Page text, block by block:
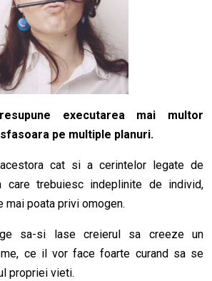
executarea mai multor
pe multiple planuri.
acestora cat si a cerintelor legate de
trebuiesc indeplinite de individ,
mai poata privi omogen.
sa-si lase creierul sa creeze un
ce il vor face foarte curand sa se
propriei vieti.